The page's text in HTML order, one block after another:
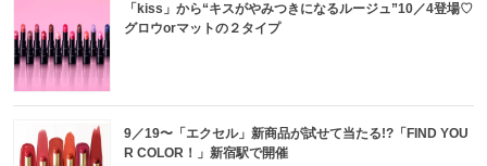
「kiss」から“キスがやみつきになるルージュ”10／4登場♡
グロウorマットの２タイプ
9／19〜「エクセル」新商品が試せて当たる!?「FIND YOU
R COLOR！」新宿駅で開催